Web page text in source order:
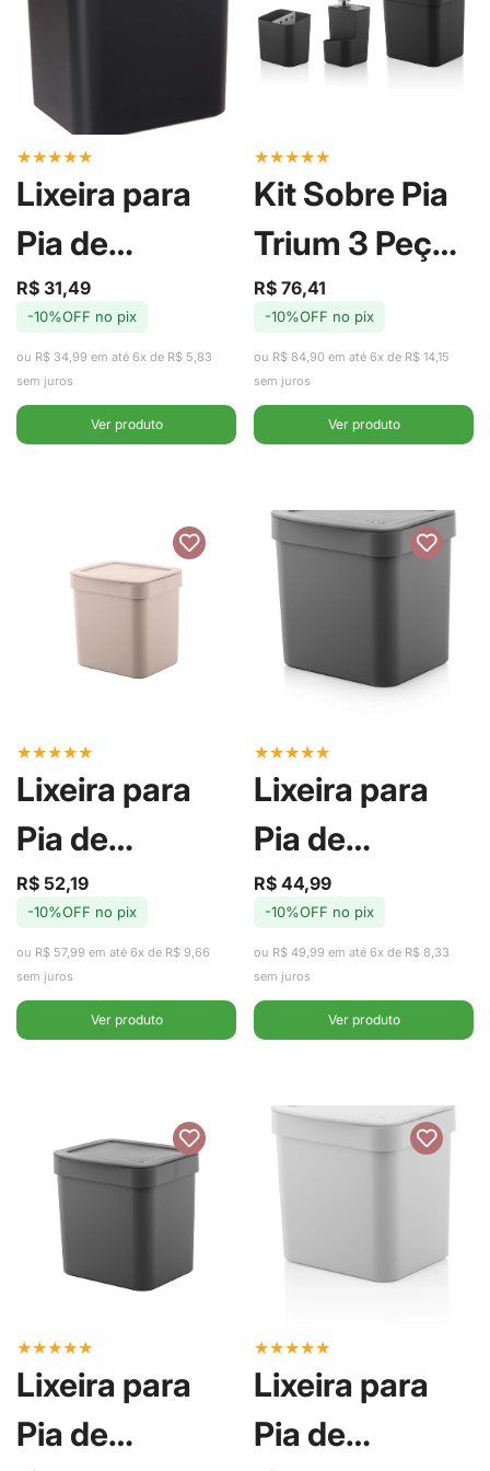
★★★★★
Lixeira para
Pia de
Cozinha Trium
Preta 2,5L -
Ou
Preço
de
R$ 31,49
Preço
regular
-10%OFF no pix
ou R$ 34,99 em até 6x de R$ 5,83
sem juros
Ver produto
★★★★★
Kit Sobre Pia
Trium 3 Peças
Preto - Ou
Preço
de
R$ 76,41
Preço
regular
-10%OFF no pix
ou R$ 84,90 em até 6x de R$ 14,15
sem juros
Ver produto
★★★★★
Lixeira para
Pia de
Cozinha Trium
Bege 4,7L -
OU
Preço
de
R$ 52,19
Preço
regular
-10%OFF no pix
ou R$ 57,99 em até 6x de R$ 9,66
sem juros
Ver produto
★★★★★
Lixeira para
Pia de
Cozinha Trium
Cinza 4,7L -
OU
Preço
de
R$ 44,99
Preço
regular
-10%OFF no pix
ou R$ 49,99 em até 6x de R$ 8,33
sem juros
Ver produto
★★★★★
Lixeira para
Pia de
★★★★★
Lixeira para
Pia de